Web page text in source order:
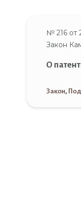
№ 216 от
Закон
О
Закон,